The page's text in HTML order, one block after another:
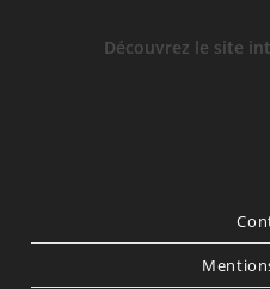
Découvrez le site